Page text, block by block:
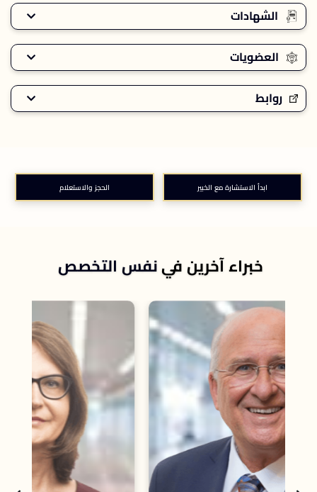
الشهادات
العضويات
روابط
ابدأ الاستشارة مع الخبير الحجز والاستعلام
خبراء آخرين في نفس التخصص